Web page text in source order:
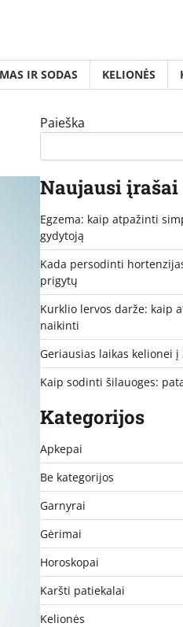
IR SODAS KELIONĖS
Paieška
Naujausi įrašai
Egzema: kaip atpažinti
gydytoją
Kada persodinti
prigytų
Kurklio lervos darže: kaip
naikinti
Geriausias laikas kelionei
Kaip sodinti šilauoges:
Kategorijos
Apkepai
Be kategorijos
Garnyrai
Gėrimai
Horoskopai
Karšti patiekalai
Kelionės